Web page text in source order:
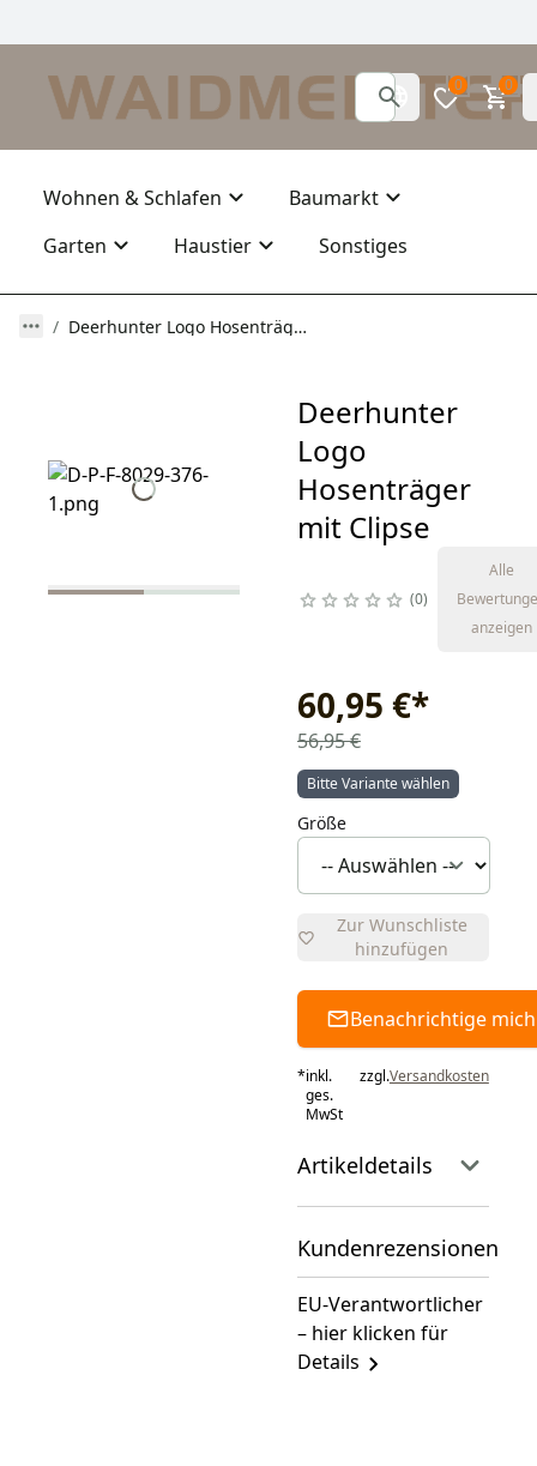
0 0
Wohnen & Schlafen
Baumarkt
Garten
Haustier Sonstiges
Deerhunter Logo Hosenträger mit Clipse
Deerhunter
Logo
Hosenträger
mit Clipse
0
Alle
anzeigen
60,95 €*
56,95 €
Bitte Variante wählen
Größe
Zur Wunschliste
hinzufügen
Benachrichtige mich
*inkl.
ges.
MwSt
zzgl.Versandkosten
Artikeldetails
Kundenrezensionen
EU-Verantwortlicher
– hier klicken für
Details